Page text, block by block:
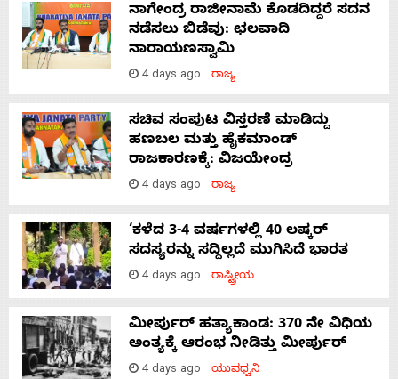
ನಾಗೇಂದ್ರ ರಾಜೀನಾಮೆ ಕೊಡದಿದ್ದರೆ ಸದನ
ನಡೆಸಲು ಬಿಡೆವು: ಛಲವಾದಿ
ನಾರಾಯಣಸ್ವಾಮಿ
4 days ago ರಾಜ್ಯ
ಸಚಿವ ಸಂಪುಟ ವಿಸ್ತರಣೆ ಮಾಡಿದ್ದು
ಹಣಬಲ ಮತ್ತು ಹೈಕಮಾಂಡ್
ರಾಜಕಾರಣಕ್ಕೆ: ವಿಜಯೇಂದ್ರ
4 days ago ರಾಜ್ಯ
‘ಕಳೆದ 3-4 ವರ್ಷಗಳಲ್ಲಿ 40 ಲಷ್ಕರ್
ಸದಸ್ಯರನ್ನು ಸದ್ದಿಲ್ಲದೆ ಮುಗಿಸಿದೆ ಭಾರತ
4 days ago ರಾಷ್ಟ್ರೀಯ
ಮೀರ್ಪುರ್ ಹತ್ಯಾಕಾಂಡ: 370 ನೇ ವಿಧಿಯ
ಅಂತ್ಯಕ್ಕೆ ಆರಂಭ ನೀಡಿತ್ತು ಮೀರ್ಪುರ್
4 days ago ಯುವಧ್ವನಿ